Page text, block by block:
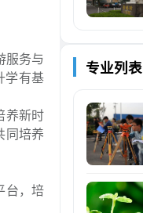
服务与
学有基
养新时
同培养
台，培
专业列表